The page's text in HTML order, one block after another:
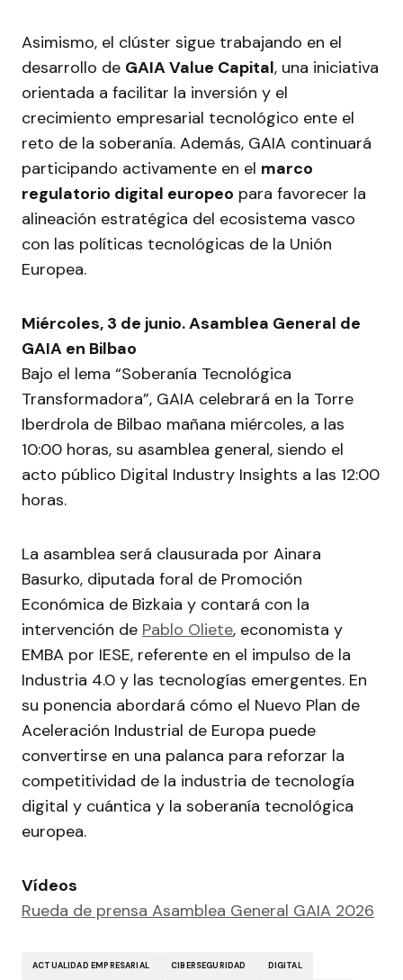
Asimismo, el clúster sigue trabajando en el
desarrollo de GAIA Value Capital, una iniciativa
orientada a facilitar la inversión y el
crecimiento empresarial tecnológico ente el
reto de la soberanía. Además, GAIA continuará
participando activamente en el marco
regulatorio digital europeo para favorecer la
alineación estratégica del ecosistema vasco
con las políticas tecnológicas de la Unión
Europea.
Miércoles, 3 de junio. Asamblea General de
GAIA en Bilbao
Bajo el lema “Soberanía Tecnológica
Transformadora”, GAIA celebrará en la Torre
Iberdrola de Bilbao mañana miércoles, a las
10:00 horas, su asamblea general, siendo el
acto público Digital Industry Insights a las 12:00
horas.
La asamblea será clausurada por Ainara
Basurko, diputada foral de Promoción
Económica de Bizkaia y contará con la
intervención de Pablo Oliete, economista y
EMBA por IESE, referente en el impulso de la
Industria 4.0 y las tecnologías emergentes. En
su ponencia abordará cómo el Nuevo Plan de
Aceleración Industrial de Europa puede
convertirse en una palanca para reforzar la
competitividad de la industria de tecnología
digital y cuántica y la soberanía tecnológica
europea.
Vídeos
Rueda de prensa Asamblea General GAIA 2026
ACTUALIDAD EMPRESARIAL CIBERSEGURIDAD DIGITAL